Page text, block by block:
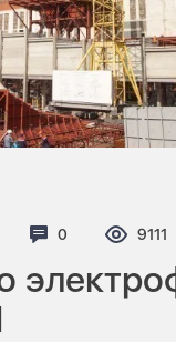
Комментариев:
0 9111